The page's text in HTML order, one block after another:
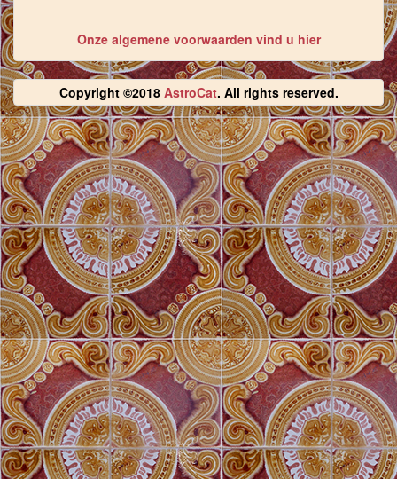
Onze algemene voorwaarden vind u hier
Copyright ©2018 AstroCat. All rights reserved.